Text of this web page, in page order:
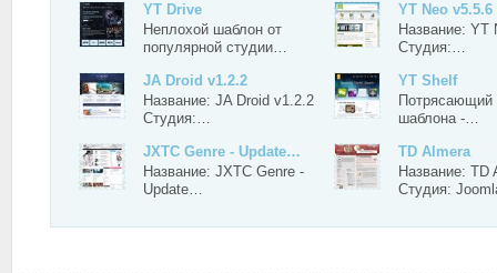
YT Drive
Неплохой шаблон от
популярной студии…
YT Neo v5.5.6
Название: YT
Студия:…
JA Droid v1.2.2
Название: JA Droid v1.2.2
Студия:…
YT Shelf
Потрясающий
шаблона -…
JXTC Genre - Update…
Название: JXTC Genre -
Update…
TD Almera
Название: TD
Студия: